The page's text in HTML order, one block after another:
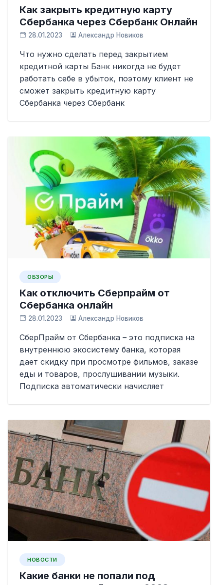
Как закрыть кредитную карту
Сбербанка через Сбербанк Онлайн
28.01.2023 Александр Новиков
Что нужно сделать перед закрытием
кредитной карты Банк никогда не будет
работать себе в убыток, поэтому клиент не
сможет закрыть кредитную карту
Сбербанка через Сбербанк
ОБЗОРЫ
Как отключить Сберпрайм от
Сбербанка онлайн
28.01.2023 Александр Новиков
СберПрайм от Сбербанка – это подписка на
внутреннюю экосистему банка, которая
дает скидку при просмотре фильмов, заказе
еды и товаров, прослушивании музыки.
Подписка автоматически начисляет
НОВОСТИ
Какие банки не попали под